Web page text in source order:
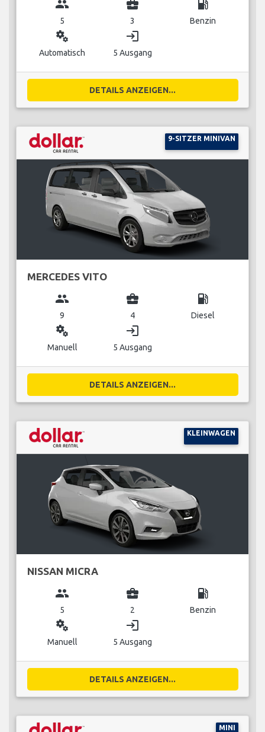
group
5
business_center
3
local_gas_station
Benzin
miscellaneous_services
Automatisch
login
5 Ausgang
DETAILS ANZEIGEN...
9-SITZER MINIVAN
MERCEDES VITO
group
9
business_center
4
local_gas_station
Diesel
miscellaneous_services
Manuell
login
5 Ausgang
DETAILS ANZEIGEN...
KLEINWAGEN
NISSAN MICRA
group
5
business_center
2
local_gas_station
Benzin
miscellaneous_services
Manuell
login
5 Ausgang
DETAILS ANZEIGEN...
MINI